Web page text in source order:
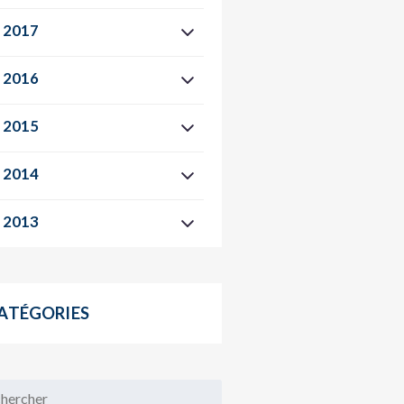
2017
2016
2015
2014
2013